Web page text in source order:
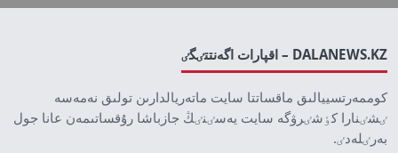
DALANEWS.KZ – اقپارات اگەنتتٸگٸ
كوممەرتسييالىق ماقساتتا سايت ماتەريالدارىن تولىق نەمەسە
ٸشٸنارا كٶشٸرۋگە سايت يەسٸنٸڭ جازباشا رۇقساتىمەن عانا جول
بەرٸلەدٸ.